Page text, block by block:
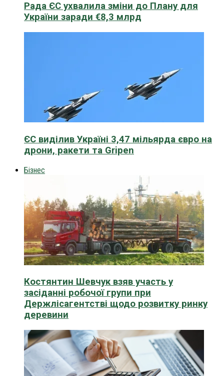
Рада ЄС ухвалила зміни до Плану для
України заради €8,3 млрд
ЄС виділив Україні 3,47 мільярда євро на
дрони, ракети та Gripen
Бізнес
Костянтин Шевчук взяв участь у
засіданні робочої групи при
Держлісагентстві щодо розвитку ринку
деревини